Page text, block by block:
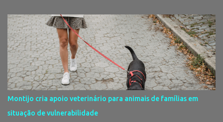
fruta, das ervas e do pão acabado de cozer. Há 150 anos que esta
rotina se repete no Mercado do Livramento, um espaço que
continua a ser muito mais do que um mercado: é um dos maiores
símbolos da identidade setubalense. Mercado celebrou 150 anos
no último dia de Julho Foi considerado pela revista norte-
americana USA Today um dos melhores mercados de peixe do
mundo. Mas, para os setubalenses, o Mercado do Livramento vale
muito mais do que qualquer distinção internacional. O Mercado do
Livramento assinalou, no dia 31 de Julho, os 150 anos de existência
Montijo cria apoio veterinário para animais de famílias em
situação de vulnerabilidade